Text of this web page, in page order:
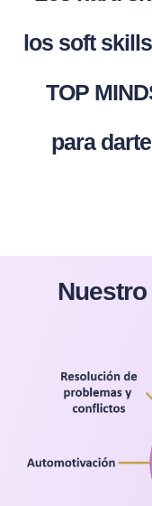
los soft
TOP
para